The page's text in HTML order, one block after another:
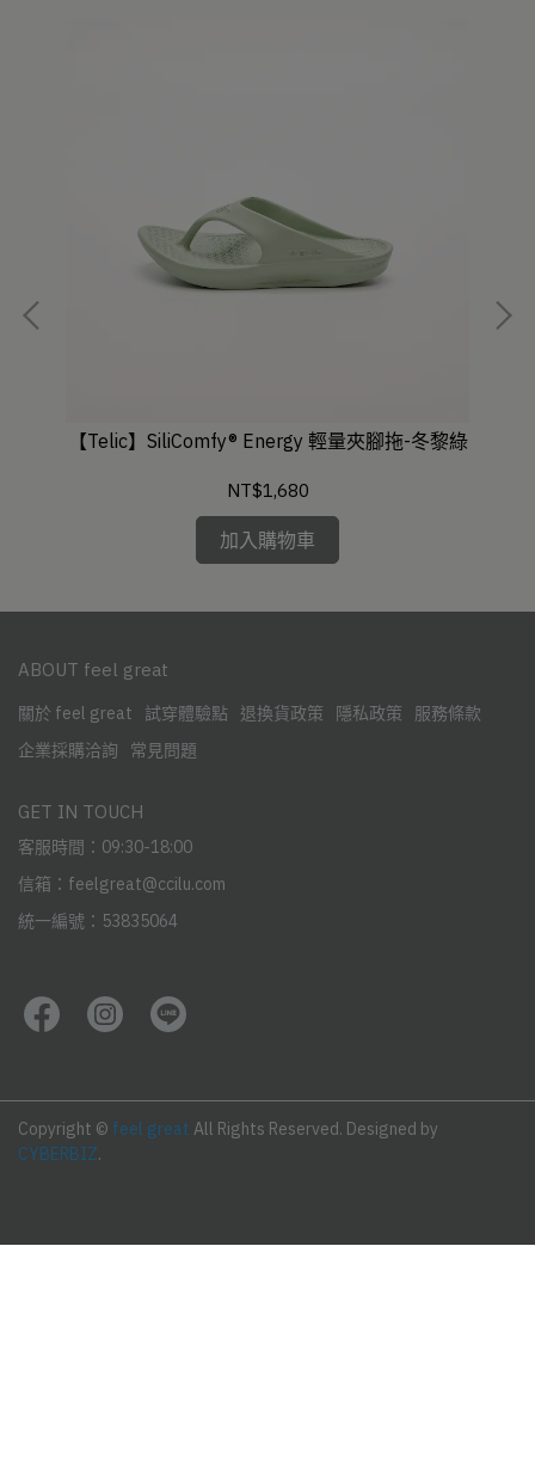
【Telic】SiliComfy® Energy 輕量夾腳拖-冬黎綠
NT$1,680
加入購物車
ABOUT feel great
關於 feel great 試穿體驗點 退換貨政策 隱私政策
服務條款
企業採購洽詢
常見問題
GET IN TOUCH
客服時間：09:30-18:00
信箱：feelgreat@ccilu.com
統一編號：53835064
Copyright © feel great All Rights Reserved. Designed by
CYBERBIZ.